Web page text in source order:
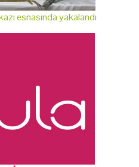
esnasında yakalandı